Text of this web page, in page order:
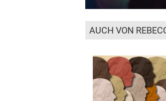
AUCH VON